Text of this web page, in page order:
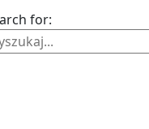
for: